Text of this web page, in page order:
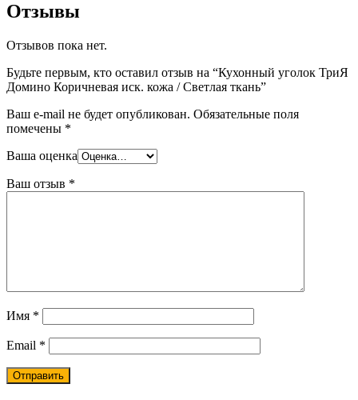
Отзывы
Отзывов пока нет.
Будьте первым, кто оставил отзыв на “Кухонный уголок ТриЯ
Домино Коричневая иск. кожа / Светлая ткань”
Ваш e-mail не будет опубликован. Обязательные поля
помечены *
Ваша оценка
Ваш отзыв *
Имя *
Email *